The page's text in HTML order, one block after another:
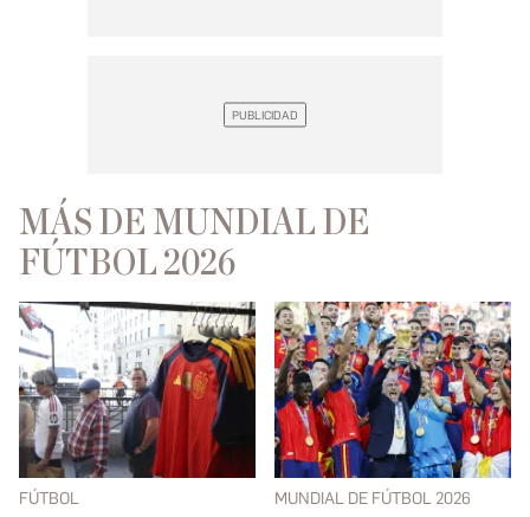
MÁS DE MUNDIAL DE
FÚTBOL 2026
FÚTBOL MUNDIAL DE FÚTBOL 2026